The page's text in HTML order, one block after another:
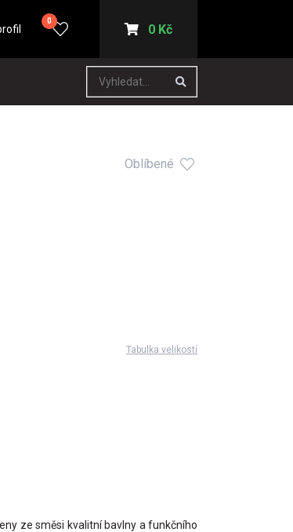
0
0 Kč
Oblíbené
Tabulka velikostí
ze směsi kvalitní bavlny a funkčního